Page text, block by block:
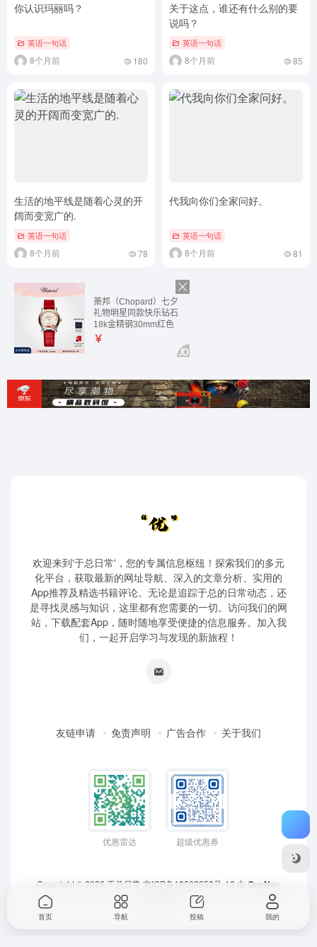
你认识玛丽吗？
英语一句话
8个月前 180
关于这点，谁还有什么别的要
说吗？
英语一句话
8个月前 85
生活的地平线是随着心灵的开
阔而变宽广的.
英语一句话
8个月前 78
代我向你们全家问好。
英语一句话
8个月前 81
欢迎来到'于总日常'，您的专属信息枢纽！探索我们的多元
化平台，获取最新的网址导航、深入的文章分析、实用的
App推荐及精选书籍评论。无论是追踪于总的日常动态，还
是寻找灵感与知识，这里都有您需要的一切。访问我们的网
站，下载配套App，随时随地享受便捷的信息服务。加入我
们，一起开启学习与发现的新旅程！
友链申请 免责声明 广告合作 关于我们
优惠雷达 超级优惠券
Copyright © 2026 于总日常 京ICP备18062653号-12 由 OneNav
首页 导航 投稿 我的